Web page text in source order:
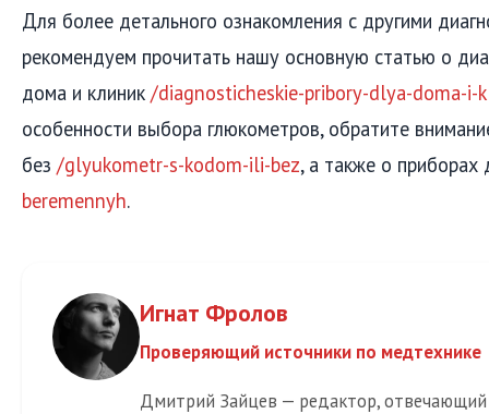
Для более детального ознакомления с другими
рекомендуем прочитать нашу основную статью о
дома и клиник /diagnosticheskie-pribory-dlya-doma-i-
особенности выбора глюкометров, обратите
без /glyukometr-s-kodom-ili-bez, а также о
beremennyh.
Игнат Фролов
Проверяющий источники по медтехнике
Дмитрий Зайцев — редактор,